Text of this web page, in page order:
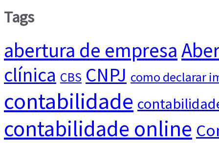
Tags
abertura de empresa
clínica CBS CNPJ como declarar
contabilidade
contabilidade online